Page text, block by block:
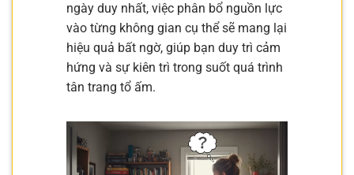
ngày duy nhất, việc phân bổ nguồn lực
vào từng không gian cụ thể sẽ mang lại
hiệu quả bất ngờ, giúp bạn duy trì cảm
hứng và sự kiên trì trong suốt quá trình
tân trang tổ ấm.